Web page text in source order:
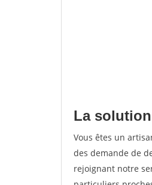
La
Vous êtes un
des demande de
rejoignant notre